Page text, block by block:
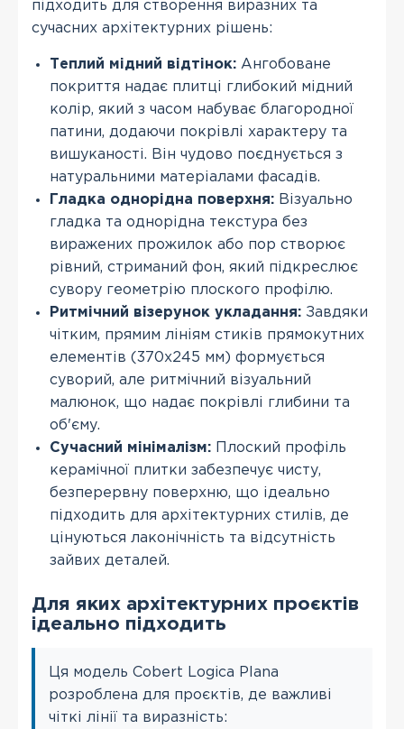
підходить для створення виразних та
сучасних архітектурних рішень:
Теплий мідний відтінок: Ангобоване
покриття надає плитці глибокий мідний
колір, який з часом набуває благородної
патини, додаючи покрівлі характеру та
вишуканості. Він чудово поєднується з
натуральними матеріалами фасадів.
Гладка однорідна поверхня: Візуально
гладка та однорідна текстура без
виражених прожилок або пор створює
рівний, стриманий фон, який підкреслює
сувору геометрію плоского профілю.
Ритмічний візерунок укладання: Завдяки
чітким, прямим лініям стиків прямокутних
елементів (370х245 мм) формується
суворий, але ритмічний візуальний
малюнок, що надає покрівлі глибини та
об'єму.
Сучасний мінімалізм: Плоский профіль
керамічної плитки забезпечує чисту,
безперервну поверхню, що ідеально
підходить для архітектурних стилів, де
цінуються лаконічність та відсутність
зайвих деталей.
Для яких архітектурних проєктів
ідеально підходить
Ця модель Cobert Logica Plana
розроблена для проєктів, де важливі
чіткі лінії та виразність: